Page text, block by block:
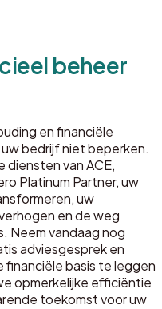
beheer
en financiële
bedrijf niet beperken.
van ACE,
Platinum Partner, uw
uw
en de weg
Neem vandaag nog
adviesgesprek en
financiële basis te leggen
opmerkelijke efficiëntie
toekomst voor uw